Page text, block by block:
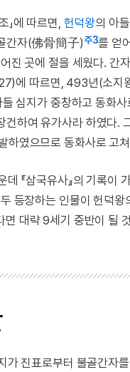
」에 따르면, 헌덕왕의 아
간자(佛骨簡子)주3를 얻
진 곳에 절을 세웠다. 간
에 따르면, 493년(소
심지가 중창하고 동화
하여 유가사라 하였다.
하였으므로 동화사로 고
『삼국유사』의 기록
등장하는 인물이 헌덕
면 대략 9세기 중반이 될
가 진표로부터 불골간자